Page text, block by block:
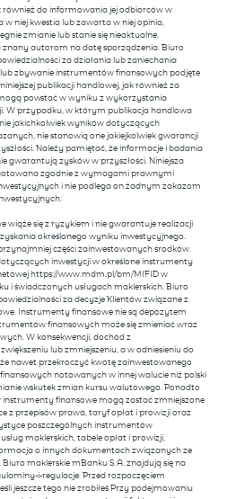
również do informowania jej odbiorców w
niej kwestia lub zawarta w niej opinia,
zmianie lub stanie się nieaktualne.
autorom na datę sporządzenia. Biuro
za działania lub zaniechania
zbywanie instrumentów finansowych podjęte
publikacji handlowej, jak również za
powstać w wyniku z wykorzystania
W przypadku, w którym publikacja handlowa
jakichkolwiek wyników dotyczących
nie stanowią one jakiejkolwiek gwarancji
Należy pamiętać, że informacje i badania
gwarantują zysków w przyszłości. Niniejsza
zgodnie z wymogami prawnymi
i nie podlega on żadnym zakazom
wiąże się z ryzykiem i nie gwarantuje realizacji
określonego wyniku inwestycyjnego.
części zainwestowanych środków.
inwestycji w określone instrumenty
https://www.mdm.pl/bm/MIFID w
i świadczonych usługach maklerskich. Biuro
za decyzje Klientów związane z
Instrumenty finansowe nie są depozytem
finansowych może się zmieniać wraz
W konsekwencji, dochód z
lub zmniejszeniu, a w odniesieniu do
nawet przekroczyć kwotę zainwestowanego
notowanych w innej walucie niż polski
wskutek zmian kursu walutowego. Ponadto
finansowe mogą zostać zmniejszone
z przepisów prawa, taryf opłat i prowizji oraz
poszczególnych instrumentów
maklerskich, tabele opłat i prowizji,
o innych dokumentach związanych ze
maklerskie mBanku S.A. znajdują się na
i-regulacje. Przed rozpoczęciem
jeszcze tego nie zrobiłeś Przy podejmowaniu